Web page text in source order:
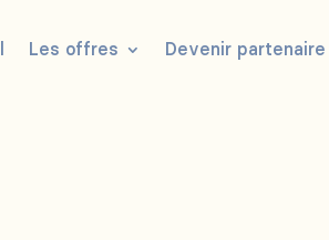
Les offres Devenir partenaire